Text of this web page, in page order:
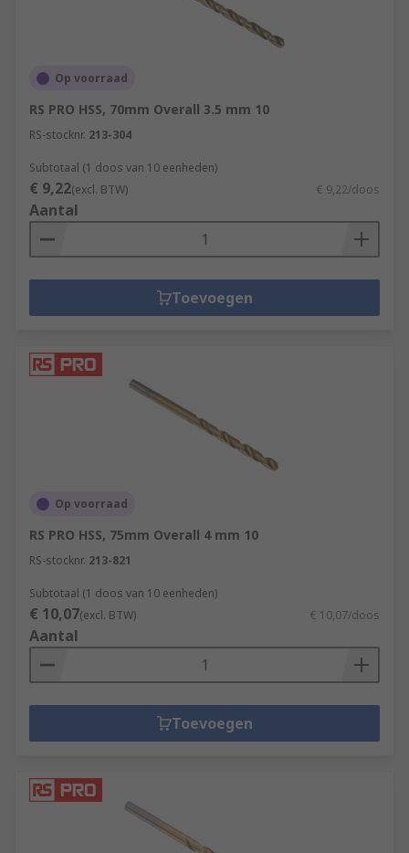
Op voorraad
RS PRO HSS, 70mm Overall 3.5 mm 10
RS-stocknr. 213-304
Subtotaal (1 doos van 10 eenheden)
€ 9,22(excl. BTW) € 9,22/doos
Aantal
Toevoegen
Op voorraad
RS PRO HSS, 75mm Overall 4 mm 10
RS-stocknr. 213-821
Subtotaal (1 doos van 10 eenheden)
€ 10,07(excl. BTW) € 10,07/doos
Aantal
Toevoegen